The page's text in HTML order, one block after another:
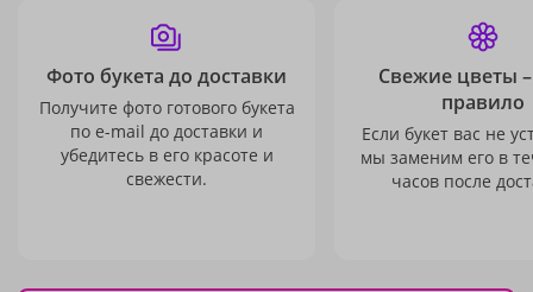
Фото букета до доставки
Получите фото готового букета
по e-mail до доставки и
убедитесь в его красоте и
свежести.
Свежие цветы
правило
Если букет вас не
мы заменим его в
часов после